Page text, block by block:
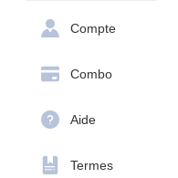
Compte
Combo
Aide
Termes